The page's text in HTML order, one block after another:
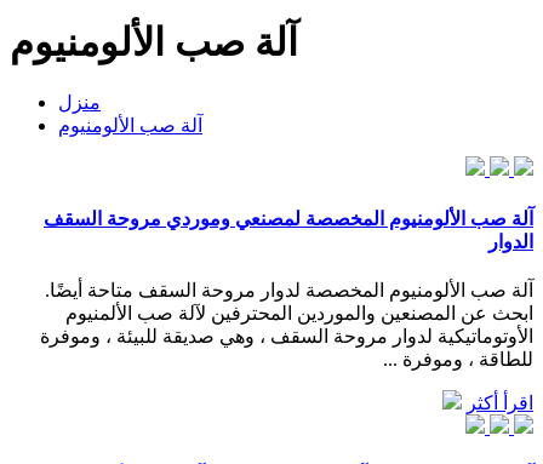
آلة صب الألومنيوم
منزل
آلة صب الألومنيوم
آلة صب الألومنيوم المخصصة لمصنعي وموردي مروحة السقف
الدوار
آلة صب الألومنيوم المخصصة لدوار مروحة السقف متاحة أيضًا.
ابحث عن المصنعين والموردين المحترفين لآلة صب الألمنيوم
الأوتوماتيكية لدوار مروحة السقف ، وهي صديقة للبيئة ، وموفرة
للطاقة ، وموفرة ...
اقرأ أكثر